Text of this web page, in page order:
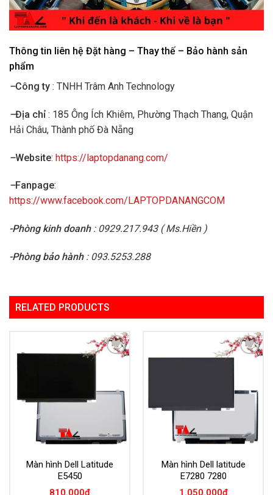
Thông tin liên hệ Đặt hàng – Thay thế – Bảo hành sản
phẩm
–Công ty : TNHH Trâm Anh Technology
–Địa chỉ : 185 Ông Ích Khiêm, Phường Thạch Thang, Quận
Hải Châu, Thành phố Đà Nẵng
–Website: https://laptopdanang.com/
–Fanpage:
https://www.facebook.com/LAPTOPDANANGCOM
-Phòng kinh doanh: 0929.217.943 ( Ms.Hiền )
-Phòng bảo hành: 093.5253.288
RELATED PRODUCTS
Màn hình Dell Latitude
E5450
810.000₫
Màn hình Dell latitude
E7280 7280
1.050.000₫